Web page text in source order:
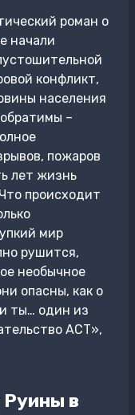
роман о
начали
конфликт,
населения
–
пожаров
лет жизнь
происходит
мир
рушится,
необычное
опасны, как о
ты… один из
АСТ»,
в